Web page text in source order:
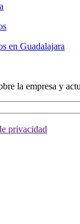
en Guadalajara
la empresa y
privacidad